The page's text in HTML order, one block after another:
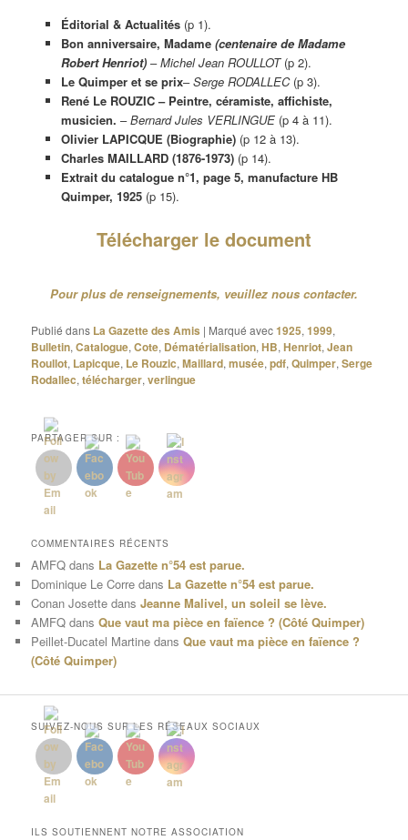
Éditorial & Actualités(p 1).
Bon anniversaire, Madame (centenaire de Madame
Robert Henriot)–Michel Jean ROULLOT(p 2).
Le Quimper et se prix–Serge RODALLEC (p 3).
René Le ROUZIC – Peintre, céramiste, affichiste,
musicien. –Bernard Jules VERLINGUE (p 4 à 11).
Olivier LAPICQUE (Biographie) (p 12 à 13).
Charles MAILLARD (1876-1973) (p 14).
Extrait du catalogue n°1, page 5, manufacture HB
Quimper, 1925 (p 15).
Télécharger le document
Pour plus de renseignements, veuillez nous contacter.
Publié dans La Gazette des Amis | Marqué avec1925,1999,
Bulletin,Catalogue,Cote, Dématérialisation,HB,Henriot,Jean
Roullot, Lapicque, Le Rouzic,Maillard,musée,pdf,Quimper,Serge
Rodallec,télécharger,verlingue
PARTAGER SUR :
COMMENTAIRES RÉCENTS
AMFQ dans La Gazette n°54 est parue.
Dominique Le Corre dans La Gazette n°54 est parue.
Conan Josette dansJeanne Malivel, un soleil se lève.
AMFQ dansQue vaut ma pièce en faïence ? (Côté Quimper)
Peillet-Ducatel Martine dansQue vaut ma pièce en faïence ?
(Côté Quimper)
SUIVEZ-NOUS SUR LES RÉSEAUX SOCIAUX
ILS SOUTIENNENT NOTRE ASSOCIATION